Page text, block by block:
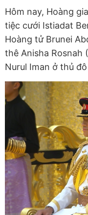
Hôm nay, Hoàng
tiệc cưới Istiadat
Hoàng tử Brunei
thê Anisha Rosnah
Nurul Iman ở thủ